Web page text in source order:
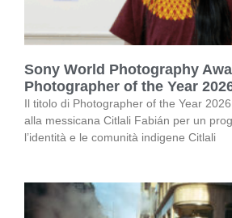
Sony World Photography
Photographer of the Year
Il titolo di Photographer of the Year
alla messicana Citlali Fabián per un
l’identità e le comunità indigene Citlali